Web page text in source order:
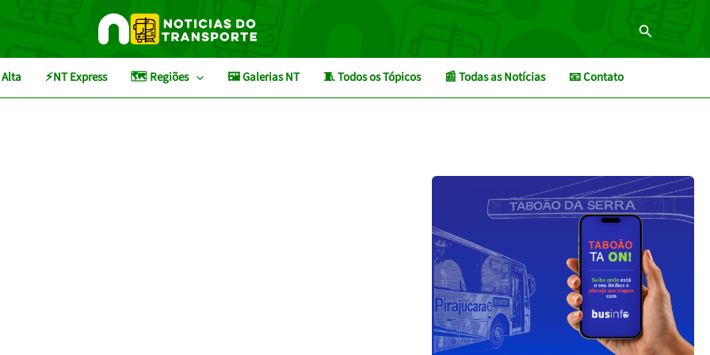
Pesquisar
Alta ⚡NT Express 🗺️ Regiões 🖼️ Galerias NT 🧵 Todos os Tópicos 📰 Todas as Notícias 📧 Contato